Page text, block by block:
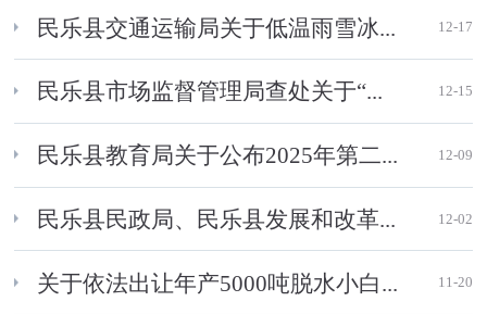
民乐县交通运输局关于低温雨雪冰... 12-17
民乐县市场监督管理局查处关于“... 12-15
民乐县教育局关于公布2025年第二... 12-09
民乐县民政局、民乐县发展和改革... 12-02
关于依法出让年产5000吨脱水小白... 11-20